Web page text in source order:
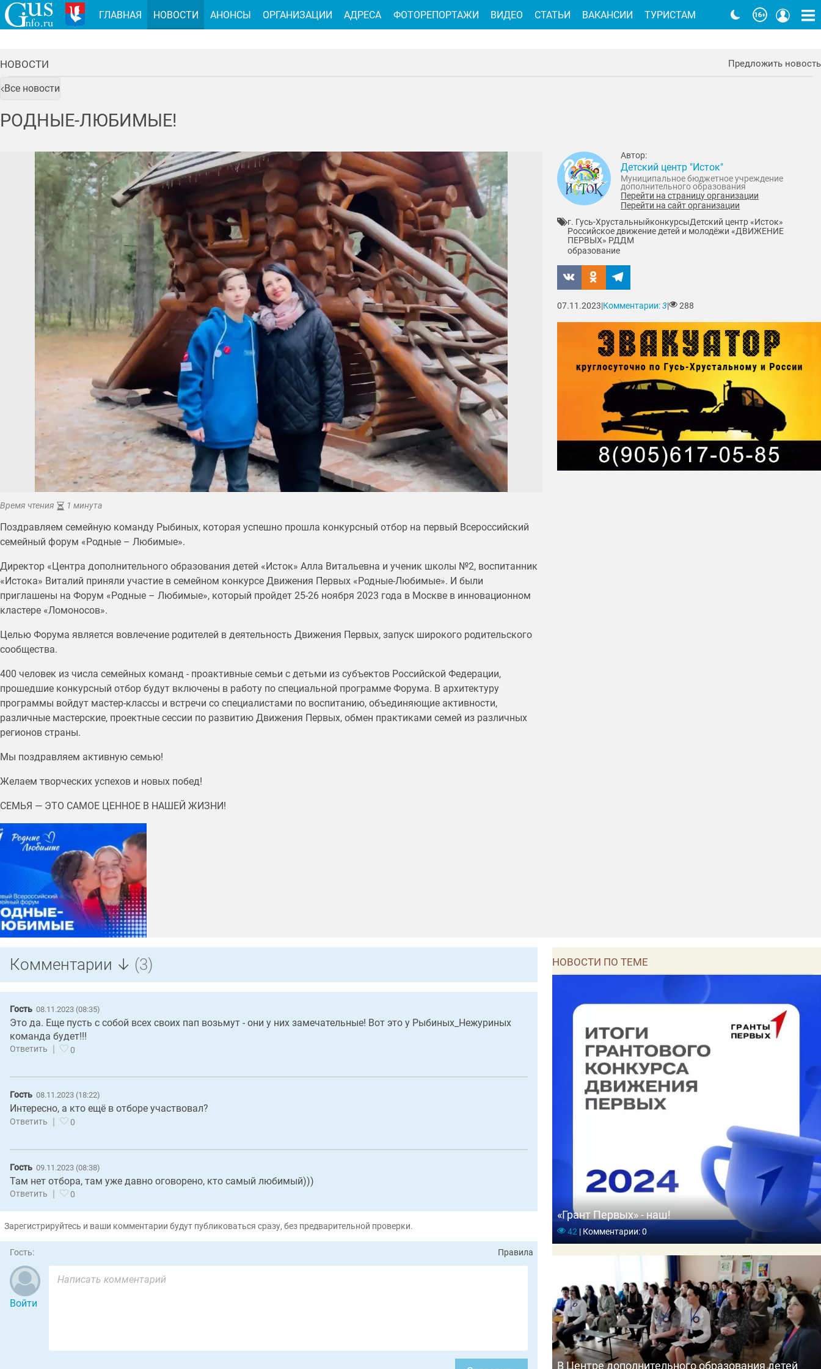
НОВОСТИ Предложить новость
Все новости
РОДНЫЕ-ЛЮБИМЫЕ!
Время чтения 1 минута
Поздравляем семейную команду Рыбиных, которая успешно прошла конкурсный отбор на первый Всероссийский
семейный форум «Родные – Любимые».
Директор «Центра дополнительного образования детей «Исток» Алла Витальевна и ученик школы №2, воспитанник
«Истока» Виталий приняли участие в семейном конкурсе Движения Первых «Родные-Любимые». И были
приглашены на Форум «Родные – Любимые», который пройдет 25-26 ноября 2023 года в Москве в инновационном
кластере «Ломоносов».
Целью Форума является вовлечение родителей в деятельность Движения Первых, запуск широкого родительского
сообщества.
400 человек из числа семейных команд - проактивные семьи с детьми из субъектов Российской Федерации,
прошедшие конкурсный отбор будут включены в работу по специальной программе Форума. В архитектуру
программы войдут мастер-классы и встречи со специалистами по воспитанию, объединяющие активности,
различные мастерские, проектные сессии по развитию Движения Первых, обмен практиками семей из различных
регионов страны.
Мы поздравляем активную семью!
Желаем творческих успехов и новых побед!
СЕМЬЯ — ЭТО САМОЕ ЦЕННОЕ В НАШЕЙ ЖИЗНИ!
Автор:
Детский центр "Исток"
Муниципальное бюджетное учреждение
дополнительного образования
Перейти на страницу организации
Перейти на сайт организации
г. Гусь-ХрустальныйконкурсыДетский центр «Исток»
Российское движение детей и молодёжи «ДВИЖЕНИЕ
ПЕРВЫХ» РДДМ
образование
07.11.2023|Комментарии:3| 288
Комментарии ↓ (3)
Гость 08.11.2023 (08:35)
Это да. Еще пусть с собой всех своих пап возьмут - они у них замечательные! Вот это у Рыбиных_Нежуриных
команда будет!!!
Ответить 0
Гость 08.11.2023 (18:22)
Интересно, а кто ещё в отборе участвовал?
Ответить | 0
Гость 09.11.2023 (08:38)
Там нет отбора, там уже давно оговорено, кто самый любимый)))
Ответить 0
Зарегистрируйтесь и ваши комментарии будут публиковаться сразу, без предварительной проверки.
Гость: Правила
Войти
НОВОСТИ ПО ТЕМЕ
«Грант Первых» - наш!
42 |Комментарии: 0
В Центре дополнительного образования детей
ГЛАВНАЯ НОВОСТИ АНОНСЫ ОРГАНИЗАЦИИ АДРЕСА ФОТОРЕПОРТАЖИ ВИДЕО СТАТЬИ ВАКАНСИИ ТУРИСТАМ